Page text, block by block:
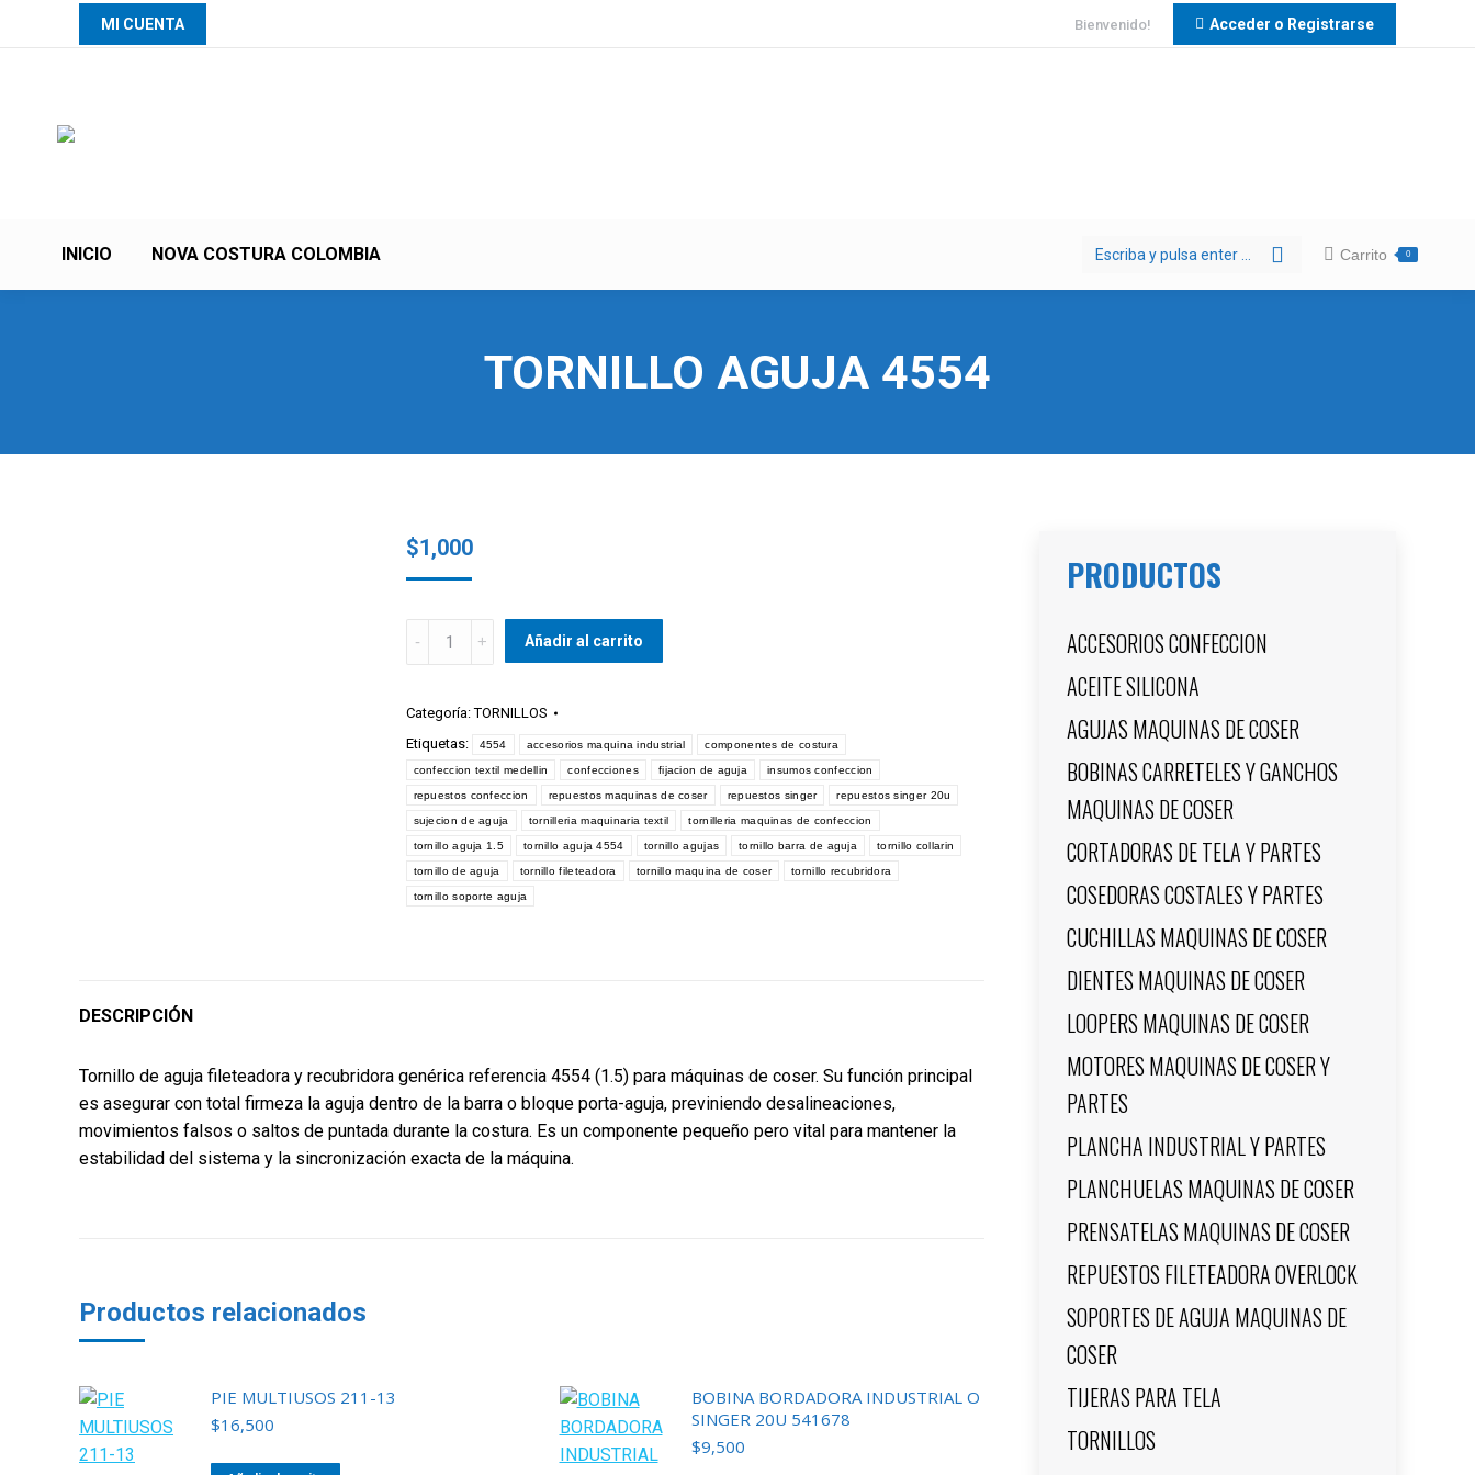
MI CUENTA Bienvenido! Acceder o Registrarse
INICIO NOVA COSTURA COLOMBIA Buscar: Carrito 0
TORNILLO AGUJA 4554
$1,000
TORNILLO
quantity
Añadir al carrito
Categoría:TORNILLOS
Etiquetas:
4554 accesorios maquina industrial componentes de costura
confeccion textil medellin confecciones fijacion de aguja insumos confeccion
repuestos confeccion repuestos maquinas de coser repuestos singer repuestos singer 20u
sujecion de aguja tornilleria maquinaria textil tornilleria maquinas de confeccion
tornillo aguja 1.5 tornillo aguja 4554 tornillo agujas tornillo barra de aguja tornillo collarin
tornillo de aguja tornillo fileteadora tornillo maquina de coser tornillo recubridora
tornillo soporte aguja
DESCRIPCIÓN
Tornillo de aguja fileteadora y recubridora genérica referencia 4554 (1.5) para máquinas de coser. Su función principal
es asegurar con total firmeza la aguja dentro de la barra o bloque porta-aguja, previniendo desalineaciones,
movimientos falsos o saltos de puntada durante la costura. Es un componente pequeño pero vital para mantener la
estabilidad del sistema y la sincronización exacta de la máquina.
Productos relacionados
PIE MULTIUSOS 211-13
$16,500
BOBINA BORDADORA INDUSTRIAL O
SINGER 20U 541678
$9,500
PRODUCTOS
ACCESORIOS CONFECCION
ACEITE SILICONA
AGUJAS MAQUINAS DE COSER
BOBINAS CARRETELES Y GANCHOS
MAQUINAS DE COSER
CORTADORAS DE TELA Y PARTES
COSEDORAS COSTALES Y PARTES
CUCHILLAS MAQUINAS DE COSER
DIENTES MAQUINAS DE COSER
LOOPERS MAQUINAS DE COSER
MOTORES MAQUINAS DE COSER Y
PARTES
PLANCHA INDUSTRIAL Y PARTES
PLANCHUELAS MAQUINAS DE COSER
PRENSATELAS MAQUINAS DE COSER
REPUESTOS FILETEADORA OVERLOCK
SOPORTES DE AGUJA MAQUINAS DE
COSER
TIJERAS PARA TELA
TORNILLOS